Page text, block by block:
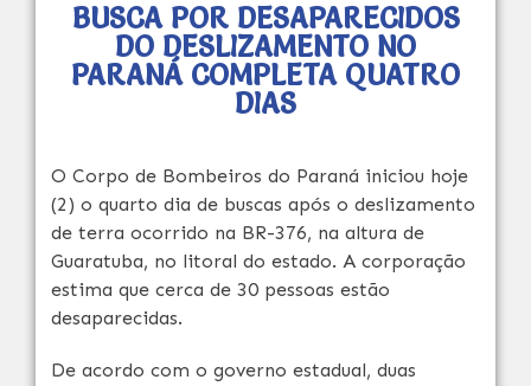
BUSCA POR DESAPARECIDOS
DO DESLIZAMENTO NO
PARANÁ COMPLETA QUATRO
DIAS
O Corpo de Bombeiros do Paraná iniciou hoje
(2) o quarto dia de buscas após o deslizamento
de terra ocorrido na BR-376, na altura de
Guaratuba, no litoral do estado. A corporação
estima que cerca de 30 pessoas estão
desaparecidas.
De acordo com o governo estadual, duas